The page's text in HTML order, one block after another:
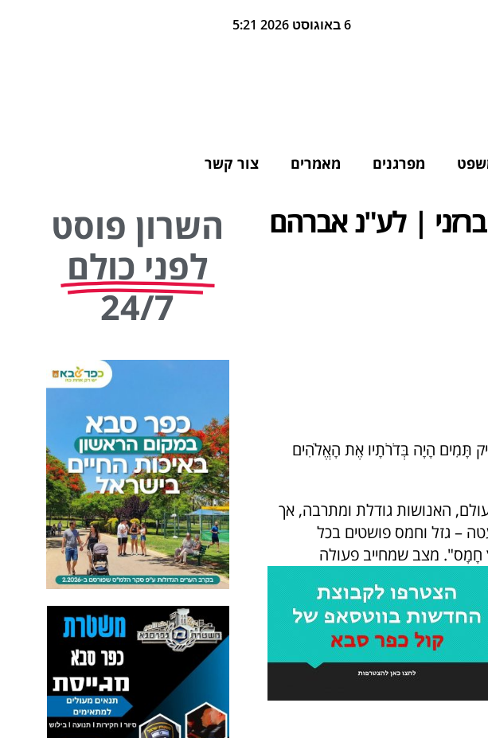
6 באוגוסט 2026 5:21
מפרגנים מאמרים צור קשר
| לע"נ אברהם
תָּמִים הָיָה בְּדֹרֹתָיו אֶת הָאֱלֹהִים
האנושות גודלת ומתרבה, אך
– גזל וחמס פושטים בכל
חָמָס". מצב שמחייב פעולה
השרון פוסט
לפני כולם
24/7